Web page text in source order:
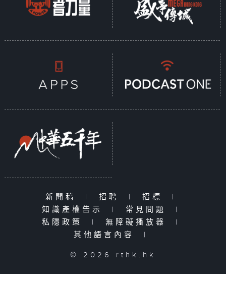
新聞稿 | 招聘 | 招標
|
知識產權告示
| 常見問題
|
私隱政策
| 無障礙播放器
|
其他語言內容
|
© 2026 rthk.hk